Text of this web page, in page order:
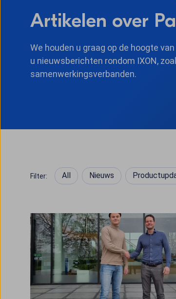
Artikelen over
We houden u graag op de hoogte
u nieuwsberichten rondom IXON,
samenwerkingsverbanden.
Filter: All Nieuws